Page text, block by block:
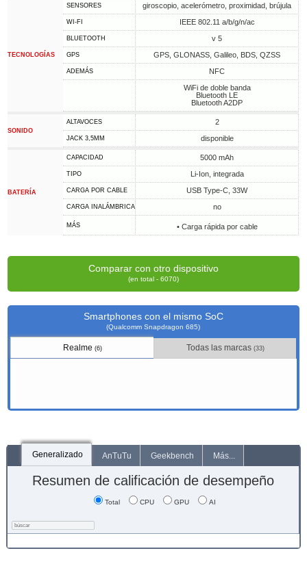
TECNOLOGÍAS
SENSORES giroscopio, acelerómetro, proximidad, brújula
WI-FI IEEE 802.11 a/b/g/n/ac
BLUETOOTH v 5
GPS GPS, GLONASS, Galileo, BDS, QZSS
ADEMÁS
NFC
WiFi de doble banda
Bluetooth LE
Bluetooth A2DP
SONIDO
ALTAVOCES 2
JACK 3,5MM disponible
BATERÍA
CAPACIDAD 5000 mAh
TIPO Li-Ion, integrada
CARGA POR CABLE USB Type-C, 33W
CARGA INALÁMBRICA no
MÁS • Carga rápida por cable
Comparar con otro dispositivo
(en total - 6070)
Smartphones con el mismo SoC
(Qualcomm Snapdragon 685)
Realme (6) Todas las marcas (33)
Generalizado AnTuTu Geekbench Más...
Resumen de calificación de desempeño
Total CPU GPU AI